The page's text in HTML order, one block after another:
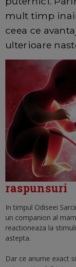
mult timp
ceea ce
ulterioare
raspunsuri
In timpul Odiseei
un companion al
reactioneaza la
astepta.
Dar ce anume exact